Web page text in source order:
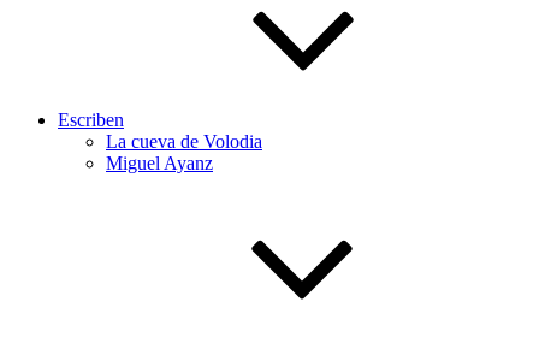
Escriben
La cueva de Volodia
Miguel Ayanz